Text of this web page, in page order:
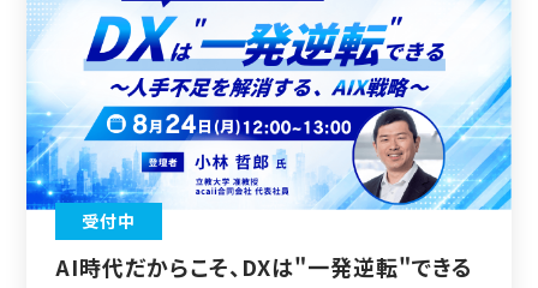
受付中
AI時代だからこそ、DXは"一発逆転"できる